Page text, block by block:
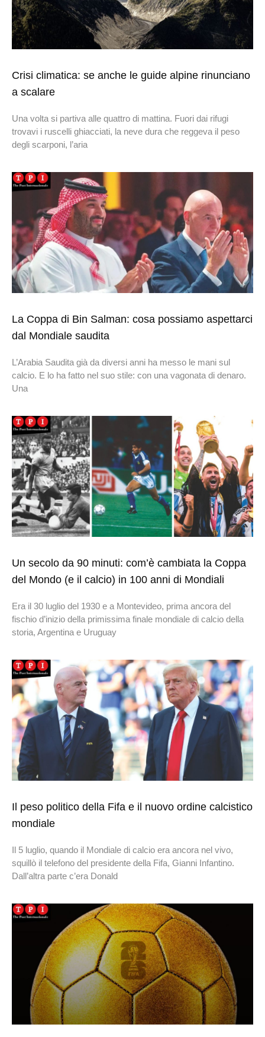
Crisi climatica: se anche le guide alpine rinunciano
a scalare
Una volta si partiva alle quattro di mattina. Fuori dai rifugi
trovavi i ruscelli ghiacciati, la neve dura che reggeva il peso
degli scarponi, l’aria
La Coppa di Bin Salman: cosa possiamo aspettarci
dal Mondiale saudita
L’Arabia Saudita già da diversi anni ha messo le mani sul
calcio. E lo ha fatto nel suo stile: con una vagonata di denaro.
Una
Un secolo da 90 minuti: com’è cambiata la Coppa
del Mondo (e il calcio) in 100 anni di Mondiali
Era il 30 luglio del 1930 e a Montevideo, prima ancora del
fischio d’inizio della primissima finale mondiale di calcio della
storia, Argentina e Uruguay
Il peso politico della Fifa e il nuovo ordine calcistico
mondiale
Il 5 luglio, quando il Mondiale di calcio era ancora nel vivo,
squillò il telefono del presidente della Fifa, Gianni Infantino.
Dall’altra parte c’era Donald